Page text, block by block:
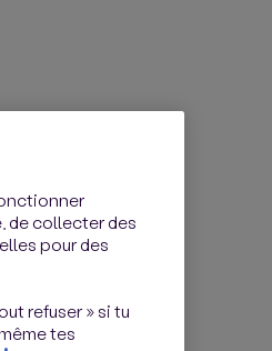
de collecter des
pour des
refuser » si tu
tes